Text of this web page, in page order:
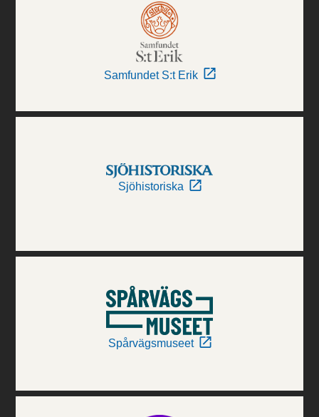
Samfundet S:t Erik
Sjöhistoriska
Spårvägsmuseet